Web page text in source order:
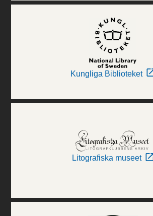
Kungliga Biblioteket
Litografiska museet